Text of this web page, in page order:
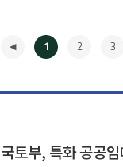
1 2 3
국토부, 특화 공공